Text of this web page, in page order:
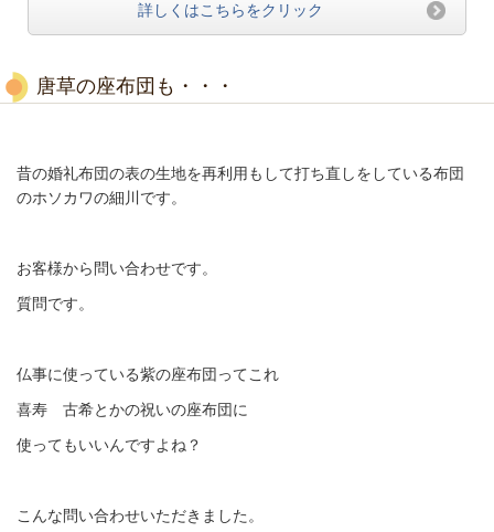
詳しくはこちらをクリック
唐草の座布団も・・・
昔の婚礼布団の表の生地を再利用もして打ち直しをしている布団
のホソカワの細川です。
お客様から問い合わせです。
質問です。
仏事に使っている紫の座布団ってこれ
喜寿 古希とかの祝いの座布団に
使ってもいいんですよね？
こんな問い合わせいただきました。